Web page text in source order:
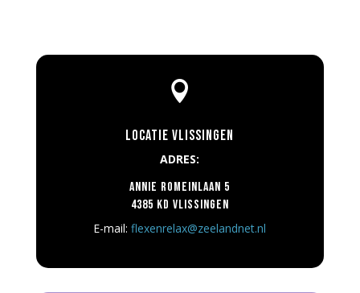

Locatie Vlissingen
ADRES:
Annie Romeinlaan 5
4385 KD Vlissingen
E-mail:flexenrelax@zeelandnet.nl